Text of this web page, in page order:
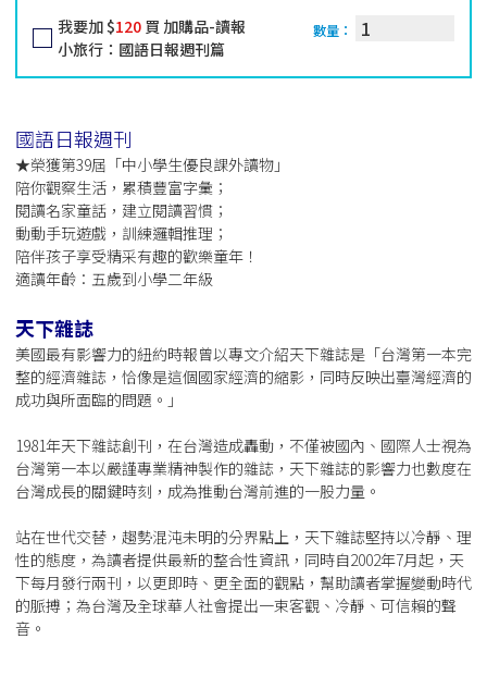
我要加 $120 買 加購品-讀報
小旅行：國語日報週刊篇
數量：
國語日報週刊
★榮獲第39屆「中小學生優良課外讀物」
陪你觀察生活，累積豐富字彙；
閱讀名家童話，建立閱讀習慣；
動動手玩遊戲，訓練邏輯推理；
陪伴孩子享受精采有趣的歡樂童年！
適讀年齡：五歲到小學二年級
天下雜誌
美國最有影響力的紐約時報曾以專文介紹天下雜誌是「台灣第一本完
整的經濟雜誌，恰像是這個國家經濟的縮影，同時反映出臺灣經濟的
成功與所面臨的問題。」
1981年天下雜誌創刊，在台灣造成轟動，不僅被國內、國際人士視為
台灣第一本以嚴謹專業精神製作的雜誌，天下雜誌的影響力也數度在
台灣成長的關鍵時刻，成為推動台灣前進的一股力量。
站在世代交替，趨勢混沌未明的分界點上，天下雜誌堅持以冷靜、理
性的態度，為讀者提供最新的整合性資訊，同時自2002年7月起，天
下每月發行兩刊，以更即時、更全面的觀點，幫助讀者掌握變動時代
的脈搏；為台灣及全球華人社會提出一束客觀、冷靜、可信賴的聲
音。